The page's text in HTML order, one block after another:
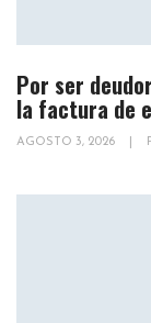
Por ser
la factura de
AGOSTO 3, 2026